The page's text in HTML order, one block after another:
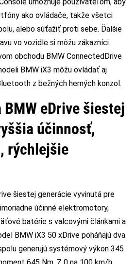
umožňuje používateľom, aby
ako ovládače, takže všetci
alebo súťažiť proti sebe. Ďalšie
vo vozidle si môžu zákazníci
obchodu BMW ConnectedDrive
BMW iX3 môžu ovládať aj
z bežných herných konzol.
eDrive šiestej
účinnosť,
rýchlejšie
šiestej generácie vyvinutá pre
účinné elektromotory,
batérie s valcovými článkami a
BMW iX3 50 xDrive poháňajú dva
generujú systémový výkon 345